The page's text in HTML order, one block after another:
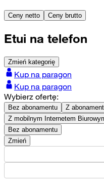
Ceny netto Ceny brutto
Etui na telefon
Zmień kategorię
Kup na paragon
Kup na paragon
Wybierz ofertę:
Bez abonamentu
Z
Z mobilnym Internetem
Bez abonamentu
Zmień